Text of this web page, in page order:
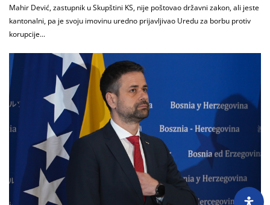
Mahir Dević, zastupnik u Skupštini KS, nije poštovao državni zakon, ali jeste
kantonalni, pa je svoju imovinu uredno prijavljivao Uredu za borbu protiv
korupcije...